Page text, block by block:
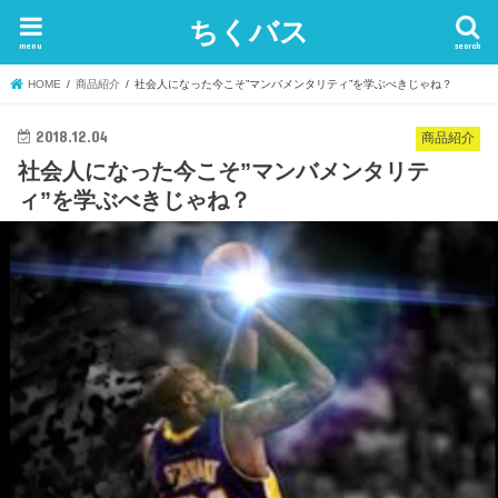
ちくバス search
menu
HOME 商品紹介 社会人になった今こそ”マンバメンタリティ”を学ぶべきじゃね？
商品紹介
2018.12.04
社会人になった今こそ”マンバメンタリテ
ィ”を学ぶべきじゃね？